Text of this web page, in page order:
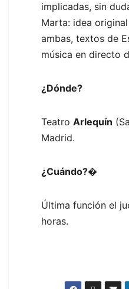
implicadas, sin
Marta: idea
ambas, textos de
música en directo
¿Dónde?
Teatro Arlequín
Madrid.
¿Cuándo?�
Última función el
horas.